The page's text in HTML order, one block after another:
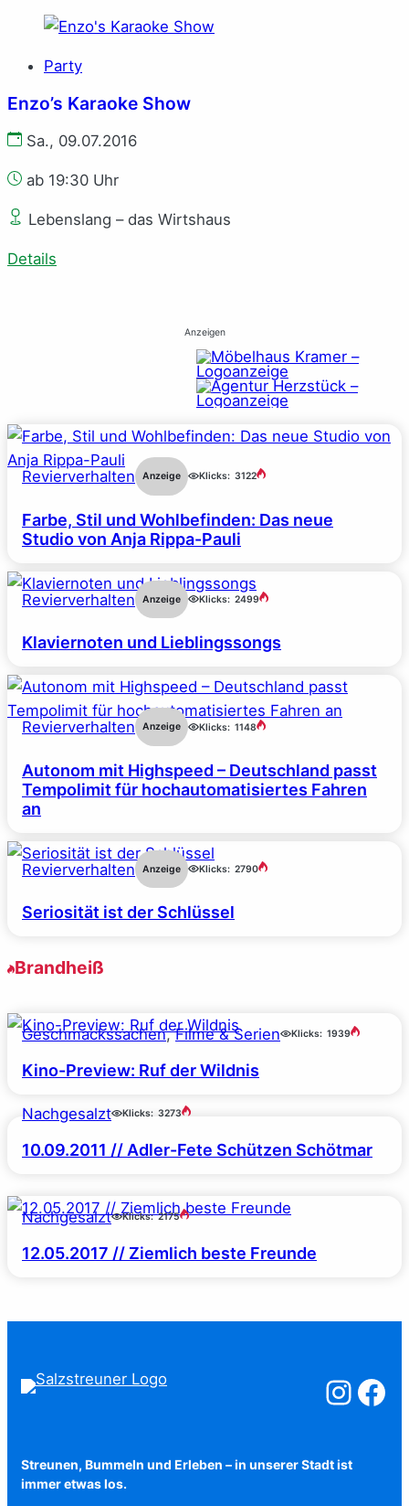
Party
Enzo’s Karaoke Show
Sa., 09.07.2016
ab 19:30 Uhr
Lebenslang – das Wirtshaus
Details
Anzeigen
Revierverhalten Anzeige Klicks: 3122
Farbe, Stil und Wohlbefinden: Das neue
Studio von Anja Rippa-Pauli
Revierverhalten Anzeige Klicks: 2499
Klaviernoten und Lieblingssongs
Revierverhalten Anzeige Klicks: 1148
Autonom mit Highspeed – Deutschland passt
Tempolimit für hochautomatisiertes Fahren
an
Revierverhalten Anzeige Klicks: 2790
Seriosität ist der Schlüssel
Brandheiß
Geschmackssachen, Filme & Serien Klicks: 1939
Kino-Preview: Ruf der Wildnis
Nachgesalzt Klicks: 3273
10.09.2011 // Adler-Fete Schützen Schötmar
Nachgesalzt Klicks: 2175
12.05.2017 // Ziemlich beste Freunde
Salzstreuner
Streunen, Bummeln und Erleben – in unserer Stadt ist
immer etwas los.